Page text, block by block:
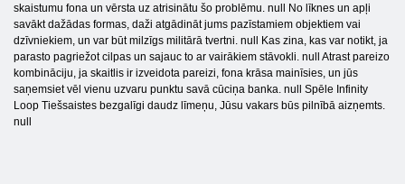
skaistumu fona un vērsta uz atrisinātu šo problēmu. null No līknes un apļi
savākt dažādas formas, daži atgādināt jums pazīstamiem objektiem vai
dzīvniekiem, un var būt milzīgs militārā tvertni. null Kas zina, kas var notikt, ja
parasto pagriežot cilpas un sajauc to ar vairākiem stāvokli. null Atrast pareizo
kombināciju, ja skaitlis ir izveidota pareizi, fona krāsa mainīsies, un jūs
saņemsiet vēl vienu uzvaru punktu savā cūciņa banka. null Spēle Infinity
Loop Tiešsaistes bezgalīgi daudz līmeņu, Jūsu vakars būs pilnībā aizņemts.
null